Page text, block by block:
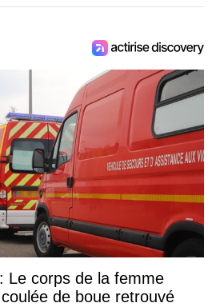
Le corps de la femme
de boue retrouvé